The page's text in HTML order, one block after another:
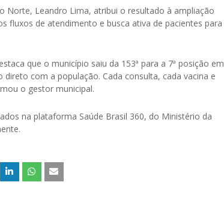
Norte, Leandro Lima, atribui o resultado à ampliação
fluxos de atendimento e busca ativa de pacientes para
que o município saiu da 153ª para a 7ª posição em
com a população. Cada consulta, cada vacina e
o gestor municipal.
na plataforma Saúde Brasil 360, do Ministério da